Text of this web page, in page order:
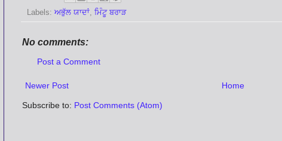
Labels: ਅਭੁੱਲ ਯਾਦਾਂ ਮਿੰਟੂ ਬਰਾੜ
No comments:
Post a Comment
Newer Post Home
Subscribe to: Post Comments (Atom)